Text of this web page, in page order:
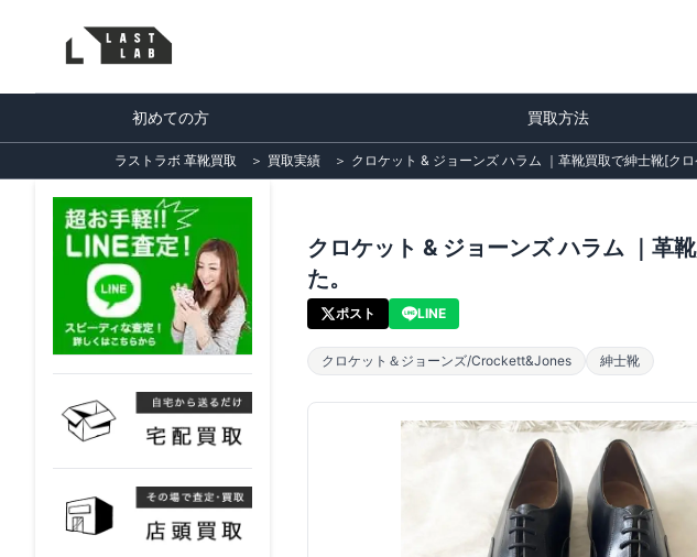
初めての方 買取方法
ラストラボ 革靴買取 ＞ 買取実績 ＞ クロケット & ジョーンズ ハラム ｜革靴買取で紳士靴[ク
クロケット & ジョーンズ ハラム ｜革
た。
ポスト LINE
クロケット＆ジョーンズ/Crockett&Jones 紳士靴